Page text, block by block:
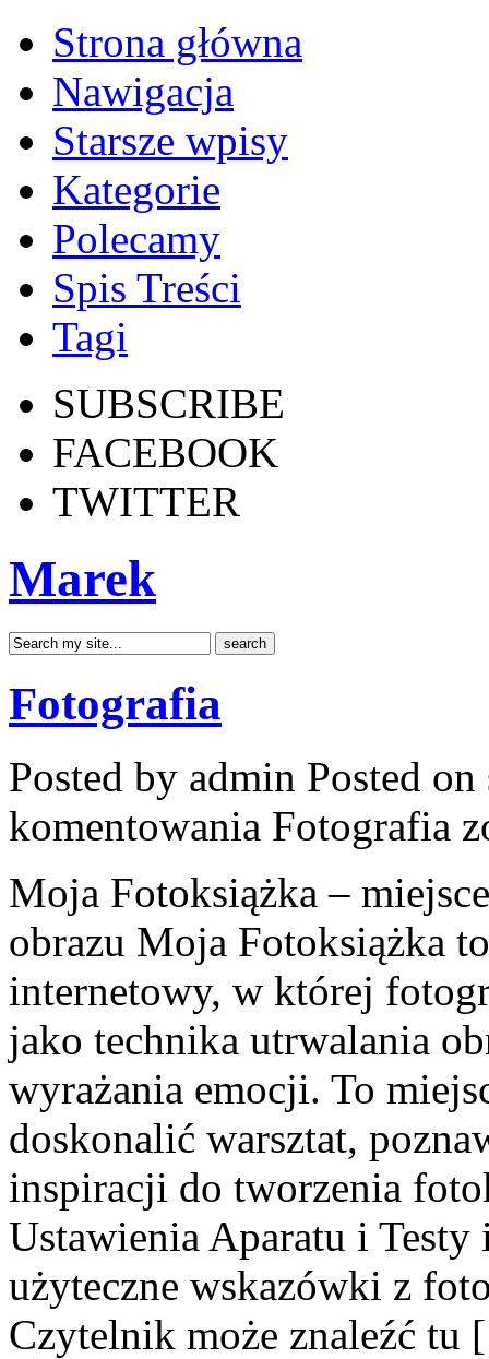
Strona główna
Nawigacja
Starsze wpisy
Kategorie
Polecamy
Spis Treści
Tagi
SUBSCRIBE
FACEBOOK
TWITTER
Marek
Fotografia
Posted by admin Posted
komentowania Fotografia
Moja Fotoksiążka –
obrazu Moja Fotoksiążka
internetowy, w której
jako technika utrwalania
wyrażania emocji. To
doskonalić warsztat,
inspiracji do tworzenia
Ustawienia Aparatu i Testy
użyteczne wskazówki z
Czytelnik może znaleźć